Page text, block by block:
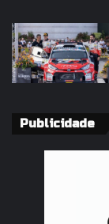
Publicidade